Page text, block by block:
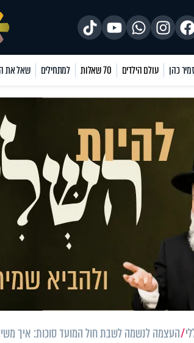
כהן עולם הילדים 70 שאלות למתחילים שאל את
העצמה לנשמה לשבת חול המועד סוכות: איך